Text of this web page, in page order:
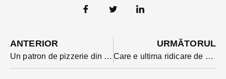
ANTERIOR
Un patron de pizzerie din Bistrița scapă nepedepsit, după ce a bătut trecători care au intervenit să-i apere iubita pe care o agresa. L-a salvat prescripția
URMĂTORUL
Care e ultima ridicare de deșeuri reciclabile a Supercom înaintea sarbatorilor pascale?